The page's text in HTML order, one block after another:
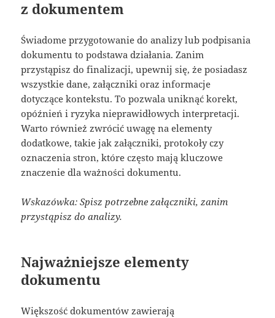
z dokumentem
Świadome przygotowanie do analizy lub podpisania
dokumentu to podstawa działania. Zanim
przystąpisz do finalizacji, upewnij się, że posiadasz
wszystkie dane, załączniki oraz informacje
dotyczące kontekstu. To pozwala uniknąć korekt,
opóźnień i ryzyka nieprawidłowych interpretacji.
Warto również zwrócić uwagę na elementy
dodatkowe, takie jak załączniki, protokoły czy
oznaczenia stron, które często mają kluczowe
znaczenie dla ważności dokumentu.
Wskazówka: Spisz potrzebne załączniki, zanim
przystąpisz do analizy.
Najważniejsze elementy
dokumentu
Większość dokumentów zawierają